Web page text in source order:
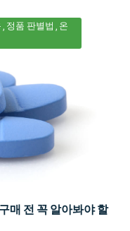
정품 판별법
온
매 전 꼭 알아봐야 할